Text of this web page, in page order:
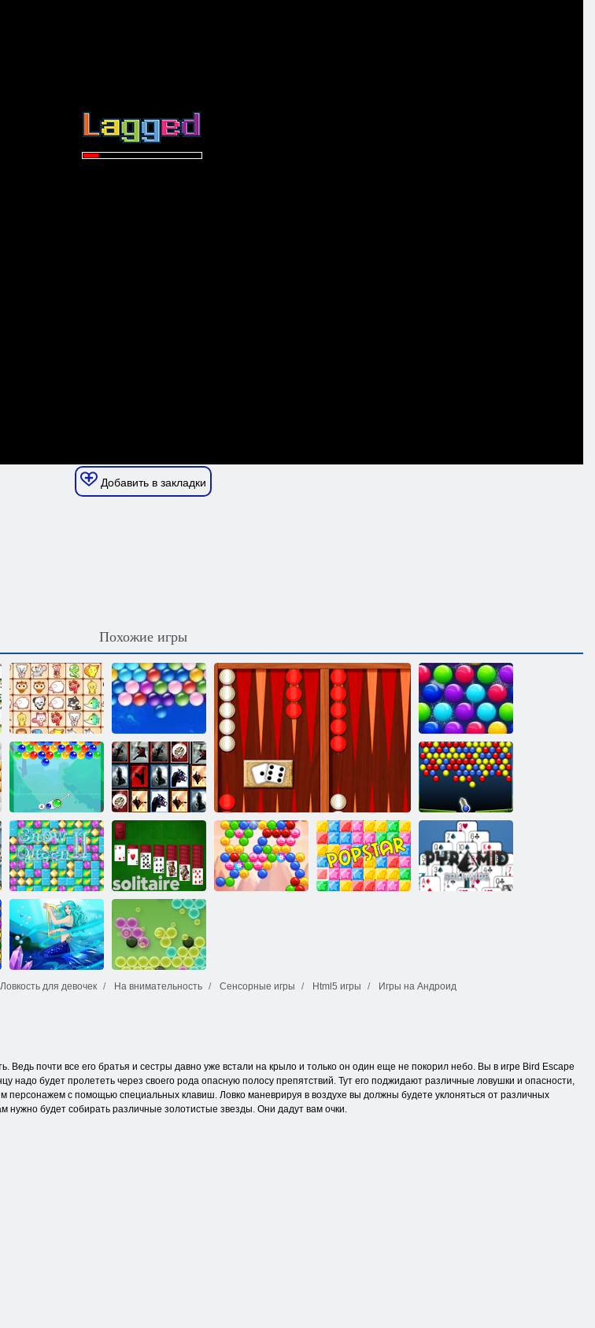
Добавить в закладки
Похожие игры
Сказочные
питомцы связь
Бесконечные
пузыри
Рождественский
выпуск:
Забавные
пузыри
Зачарованные
пузыри
Плитка
неожиданностей
Энергичные
шарики
Снежная
королева 2
Солитер
для девочек На внимательность Сенсорные игры Html5 игры Игры на Андроид
Ведь почти все его братья и сестры давно уже встали на крыло и только он один еще не покорил небо. Вы в игре Bird Escape
надо будет пролететь через своего рода опасную полосу препятствий. Тут его поджидают различные ловушки и опасности,
с помощью специальных клавиш. Ловко маневрируя в воздухе вы должны будете уклоняться от различных
нужно будет собирать различные золотистые звезды. Они дадут вам очки.